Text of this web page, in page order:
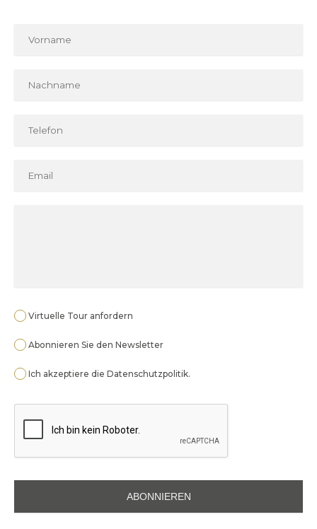
Virtuelle Tour anfordern
Abonnieren Sie den Newsletter
Ich akzeptiere die Datenschutzpolitik.